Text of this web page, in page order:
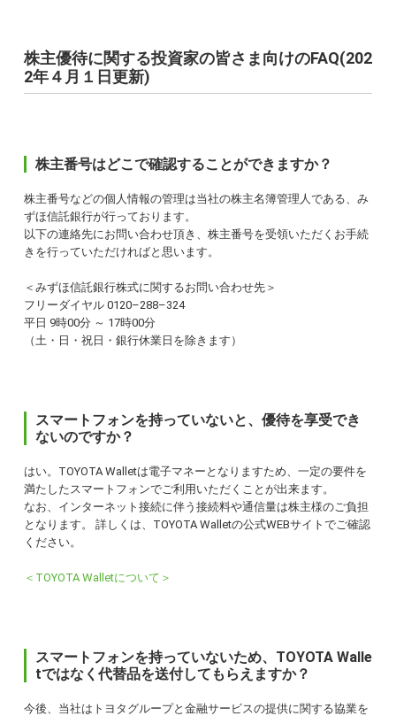
株主優待に関する投資家の皆さま向けのFAQ(202
2年４月１日更新)
株主番号はどこで確認することができますか？
株主番号などの個人情報の管理は当社の株主名簿管理人である、み
ずほ信託銀行が行っております。
以下の連絡先にお問い合わせ頂き、株主番号を受領いただくお手続
きを行っていただければと思います。
＜みずほ信託銀行株式に関するお問い合わせ先＞
フリーダイヤル 0120–288–324
平日 9時00分 ～ 17時00分
（土・日・祝日・銀行休業日を除きます）
スマートフォンを持っていないと、優待を享受でき
ないのですか？
はい。TOYOTA Walletは電子マネーとなりますため、一定の要件を
満たしたスマートフォンでご利用いただくことが出来ます。
なお、インターネット接続に伴う接続料や通信量は株主様のご負担
となります。 詳しくは、TOYOTA Walletの公式WEBサイトでご確認
ください。
＜TOYOTA Walletについて＞
スマートフォンを持っていないため、TOYOTA Walle
tではなく代替品を送付してもらえますか？
今後、当社はトヨタグループと金融サービスの提供に関する協業を